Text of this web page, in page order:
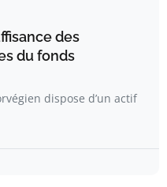
des
du fonds
dispose d’un actif